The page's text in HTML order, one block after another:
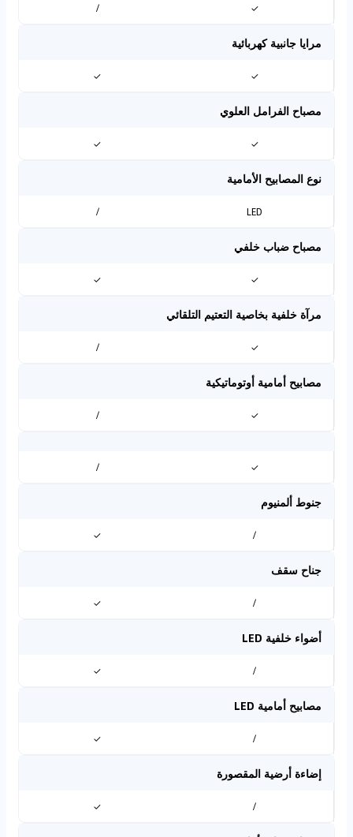
✓
/
مرايا جانبية كهربائية
✓
✓
مصباح الفرامل العلوي
✓
✓
نوع المصابيح الأمامية
LED
/
مصباح ضباب خلفي
✓
✓
مرآة خلفية بخاصية التعتيم التلقائي
✓
/
مصابيح أمامية أوتوماتيكية
✓
/
✓
/
جنوط ألمنيوم
/
✓
جناح سقف
/
✓
أضواء خلفية LED
/
✓
مصابيح أمامية LED
/
✓
إضاءة أرضية المقصورة
/
✓